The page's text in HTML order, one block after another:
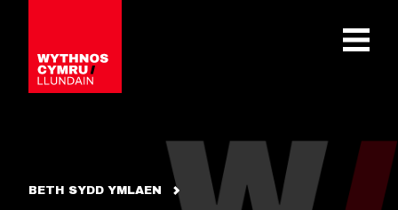
OPEN
BETH SYDD YMLAEN